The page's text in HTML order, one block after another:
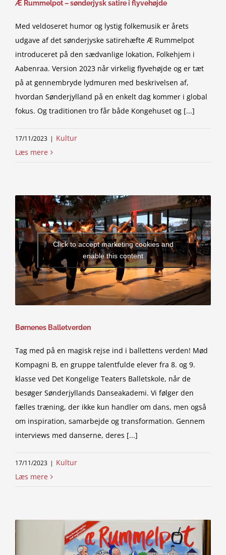
Æ Rummelpot – sønderjysk satire i flyvehøjde
Med veldoseret humor og lystig folkemusik er årets
udgave af det sønderjyske satirehæfte Æ Rummelpot
introduceret på den sædvanlige lokation, Folkehjem i
Aabenraa. Version 2023 når virkelig flyvehøjde og er tæt
på at gennembryde lydmuren med beskrivelsen af,
hvordan Sønderjylland på en enkelt dag kommer i global
fokus. Og traditionen tro får både Kongehuset og [...]
17/11/2023 | Kultur
Læs mere
Click to accept marketing cookies and
enable this content
Børnenes Balletverden
Tag med på en magisk rejse ind i ballettens verden! Mød
Kompagni B, en gruppe talentfulde elever fra 8. og 9.
klasse ved Det Kongelige Teaters Balletskole, når de
besøger Sønderjyllands Danseakademi. Vi følger den
fælles træning, der ikke kun handler om dans, men også
om inspiration, samarbejde og transformation. Gennem
interviews med danserne, deres [...]
17/11/2023 | Kultur
Læs mere